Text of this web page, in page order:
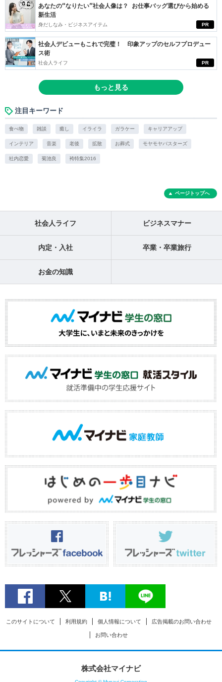
PR
あなたの“なりたい”社会人像は？ お仕事バッグ選びから始める
新生活
身だしなみ・ビジネスアイテム
PR
社会人デビューもこれで完璧！ 印象アップのセルフプロデュー
ス術
社会人ライフ
もっと見る
注目キーワード
食べ物 雑談 癒し イライラ ガラケー キャリアアップ
インテリア 音楽 老後 拡散 お葬式 モヤモヤバスターズ
社内恋愛 菊池良 袴特集2016
ページトップへ
社会人ライフ ビジネスマナー
内定・入社 卒業・卒業旅行
お金の知識
このサイトについて 利用規約 個人情報について 広告掲載のお問い合わせ
お問い合わせ
株式会社マイナビ